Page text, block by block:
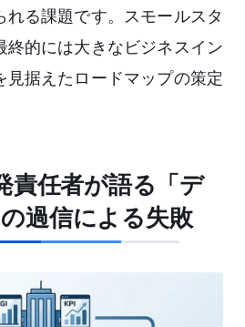
れる課題です。スモールスタ
終的には大きなビジネスイン
見据えたロードマップの策定
責任者が語る「デ
過信による失敗